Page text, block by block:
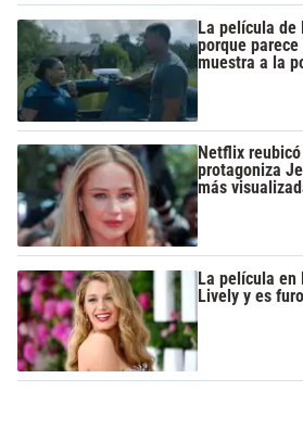
La película
porque
muestra a la
Netflix
protagoniza
más
La película en
Lively y es